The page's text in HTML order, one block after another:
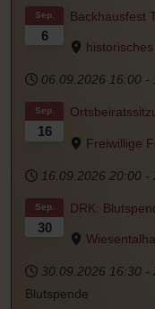
6
Sep. Backhausfest
06.09.2026 16:00 -
16
Sep.
Freiwillige
16.09.2026 20:00 -
30
Sep. DRK:
30.09.2026 16:30 -
Blutspende